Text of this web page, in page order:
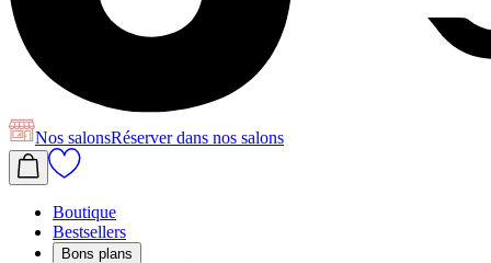
Nos salonsRéserverdans nos salons
Boutique
Bestsellers
Bons plans